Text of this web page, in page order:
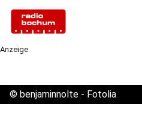
Anzeige
© benjaminnolte - Fotolia